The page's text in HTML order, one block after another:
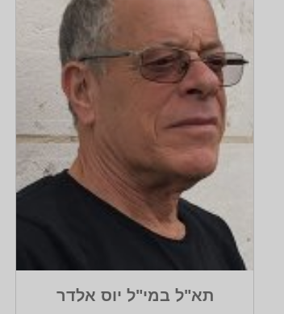
תא"ל במי"ל יוס אלדר